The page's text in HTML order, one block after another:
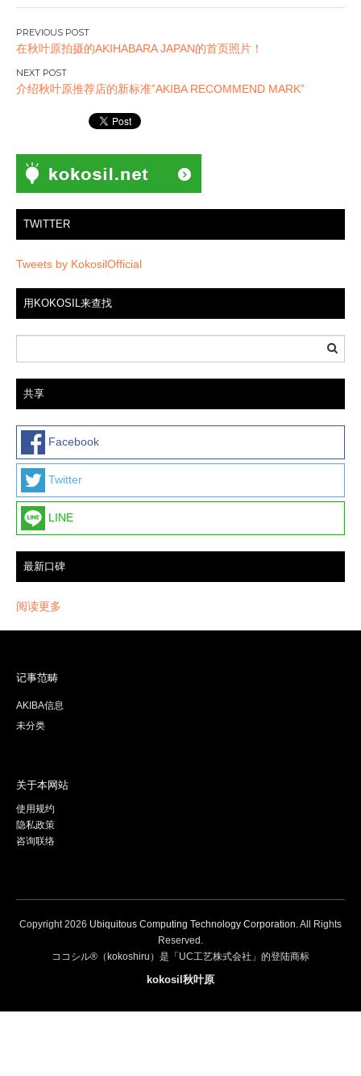
文
章
导
航
在秋叶原拍摄的AKIHABARA JAPAN的首页照片！
介绍秋叶原推荐店的新标准”AKIBA RECOMMEND MARK”
TWITTER
Tweets by KokosilOfficial
用KOKOSIL来查找
共享
Facebook
Twitter
LINE
最新口碑
阅读更多
记事范畴
AKIBA信息
未分类
关于本网站
使用规约
隐私政策
咨询联络
Copyright2026 Ubiquitous Computing Technology Corporation. All Rights
Reserved.
ココシル®（kokoshiru）是「UC工艺株式会社」的登陆商标
kokosil秋叶原